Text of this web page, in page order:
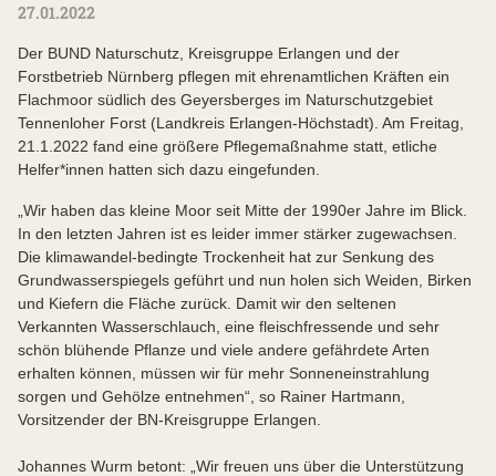
27.01.2022
Der BUND Naturschutz, Kreisgruppe Erlangen und der
Forstbetrieb Nürnberg pflegen mit ehrenamtlichen Kräften ein
Flachmoor südlich des Geyersberges im Naturschutzgebiet
Tennenloher Forst (Landkreis Erlangen-Höchstadt). Am Freitag,
21.1.2022 fand eine größere Pflegemaßnahme statt, etliche
Helfer*innen hatten sich dazu eingefunden.
„Wir haben das kleine Moor seit Mitte der 1990er Jahre im Blick.
In den letzten Jahren ist es leider immer stärker zugewachsen.
Die klimawandel-bedingte Trockenheit hat zur Senkung des
Grundwasserspiegels geführt und nun holen sich Weiden, Birken
und Kiefern die Fläche zurück. Damit wir den seltenen
Verkannten Wasserschlauch, eine fleischfressende und sehr
schön blühende Pflanze und viele andere gefährdete Arten
erhalten können, müssen wir für mehr Sonneneinstrahlung
sorgen und Gehölze entnehmen“, so Rainer Hartmann,
Vorsitzender der BN-Kreisgruppe Erlangen.
Johannes Wurm betont: „Wir freuen uns über die Unterstützung